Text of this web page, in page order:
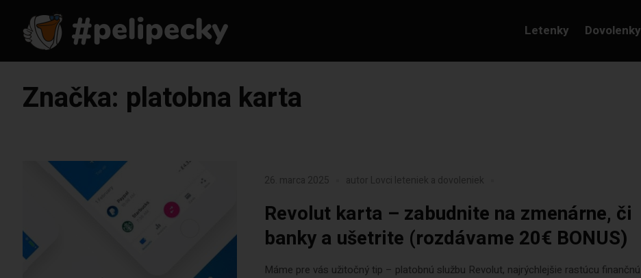
Letenky Dovolenky
Značka: platobna karta
26. marca 2025 autor Lovci leteniek a dovoleniek
Revolut karta – zabudnite na zmenárne, či
banky a ušetrite (rozdávame 20€ BONUS)
Máme pre vás užitočný tip – platobnú službu Revolut, najrýchlejšie rastúcu finančnú